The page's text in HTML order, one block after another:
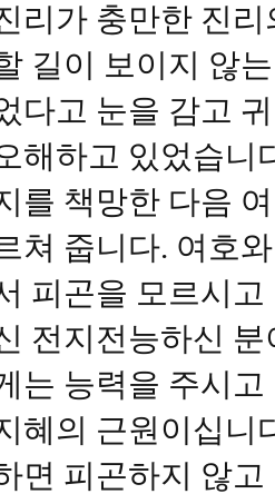
리가 충만한 진
길이 보이지 않
다고 눈을 감고
해하고 있었습니
를 책망한 다음
쳐 줍니다. 여호
피곤을 모르시
전지전능하신
는 능력을 주시
혜의 근원이십니
면 피곤하지 않